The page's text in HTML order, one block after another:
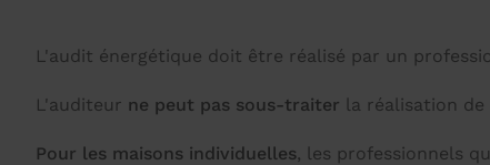
L'audit énergétique doit être réalisé par un
L'auditeur ne peut pas sous-traiter la réalisation
Pour les maisons individuelles, les professionnels